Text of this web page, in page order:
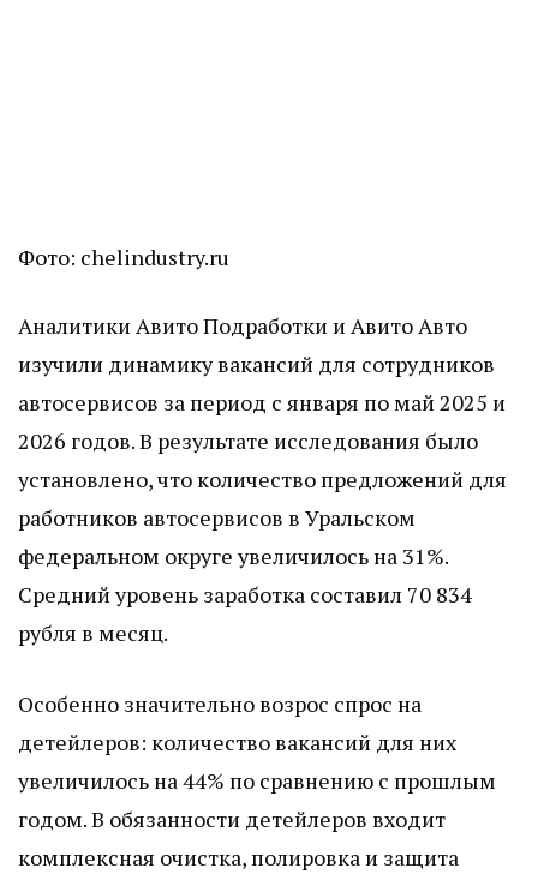
Фото: chelindustry.ru
Аналитики Авито Подработки и Авито Авто
изучили динамику вакансий для сотрудников
автосервисов за период с января по май 2025 и
2026 годов. В результате исследования было
установлено, что количество предложений для
работников автосервисов в Уральском
федеральном округе увеличилось на 31%.
Средний уровень заработка составил 70 834
рубля в месяц.
Особенно значительно возрос спрос на
детейлеров: количество вакансий для них
увеличилось на 44% по сравнению с прошлым
годом. В обязанности детейлеров входит
комплексная очистка, полировка и защита